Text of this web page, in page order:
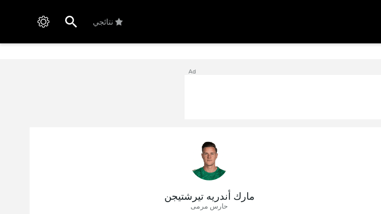
نتائجي
Ad
مارك أندريه تيرشتيجن
حارس مرمى